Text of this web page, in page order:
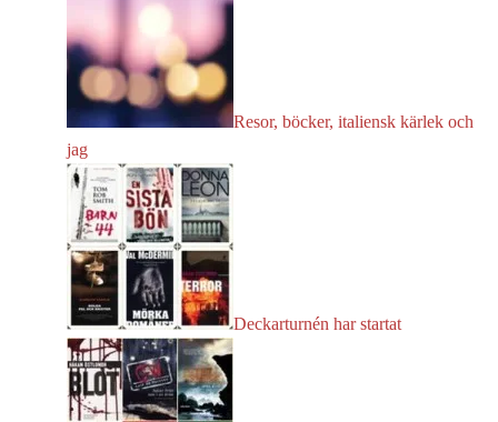
Resor, böcker, italiensk kärlek och
jag
Deckarturnén har startat